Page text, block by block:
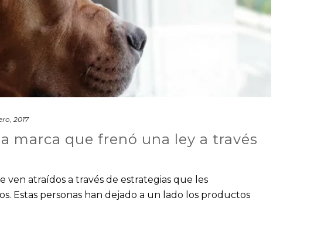
2017
marca que frenó una ley a través
ven atraídos a través de estrategias que les
Estas personas han dejado a un lado los productos